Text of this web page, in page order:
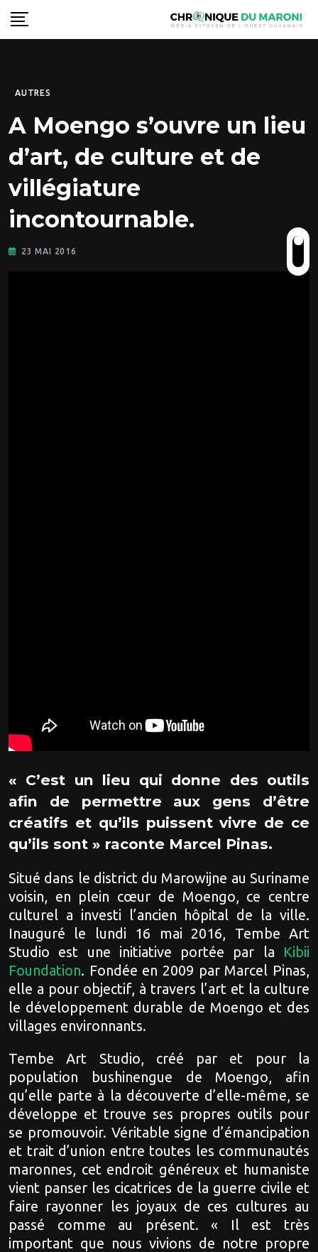
Skip
to
AUTRES
A Moengo s’ouvre un lieu
d’art, de culture et de
villégiature
incontournable.
23 MAI 2016
« C’est un lieu qui donne des outils
afin de permettre aux gens d’être
créatifs et qu’ils puissent vivre de ce
qu’ils sont » raconte Marcel Pinas.
Situé dans le district du Marowijne au Suriname
voisin, en plein cœur de Moengo, ce centre
culturel a investi l’ancien hôpital de la ville.
Inauguré le lundi 16 mai 2016, Tembe Art
Studio est une initiative portée par la Kibii
Foundation. Fondée en 2009 par Marcel Pinas,
elle a pour objectif, à travers l’art et la culture
le développement durable de Moengo et des
villages environnants.
Tembe Art Studio, créé par et pour la
population bushinengue de Moengo, afin
qu’elle parte à la découverte d’elle-même, se
développe et trouve ses propres outils pour
se promouvoir. Véritable signe d’émancipation
et trait d’union entre toutes les communautés
maronnes, cet endroit généreux et humaniste
vient panser les cicatrices de la guerre civile et
faire rayonner les joyaux de ces cultures au
passé comme au présent. « Il est très
important que nous vivions de notre propre